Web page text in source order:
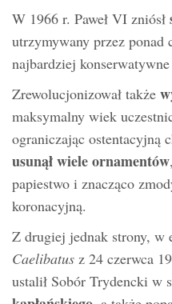
W 1966 r. Paweł VI zniósł
utrzymywany przez ponad
najbardziej
Zrewolucjonizował także
maksymalny wiek
ograniczając ostentacyjną
usunął wiele ornamentów
papiestwo i znacząco
koronacyjną.
Z drugiej jednak strony, w
Caelibatus z 24 czerwca
ustalił Sobór Trydencki w